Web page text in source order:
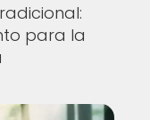
para la